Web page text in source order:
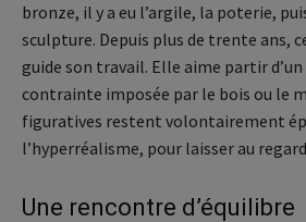
bronze, il y a eu l’argile, la poterie,
sculpture. Depuis plus de trente ans,
guide son travail. Elle aime partir
contrainte imposée par le bois ou le
figuratives restent volontairement
l’hyperréalisme, pour laisser au
Une rencontre d’équilibre